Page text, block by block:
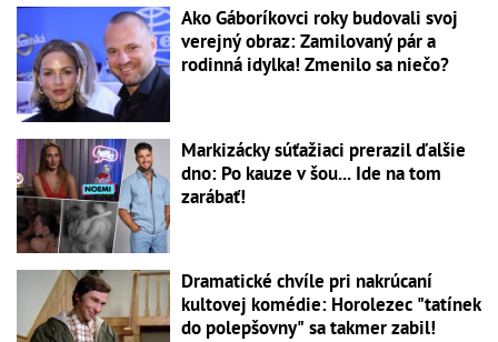
Ako Gáboríkovci roky budovali svoj
verejný obraz: Zamilovaný pár a
rodinná idylka! Zmenilo sa niečo?
Markizácky súťažiaci prerazil ďalšie
dno: Po kauze v šou... Ide na tom
zarábať!
Dramatické chvíle pri nakrúcaní
kultovej komédie: Horolezec "tatínek
do polepšovny" sa takmer zabil!